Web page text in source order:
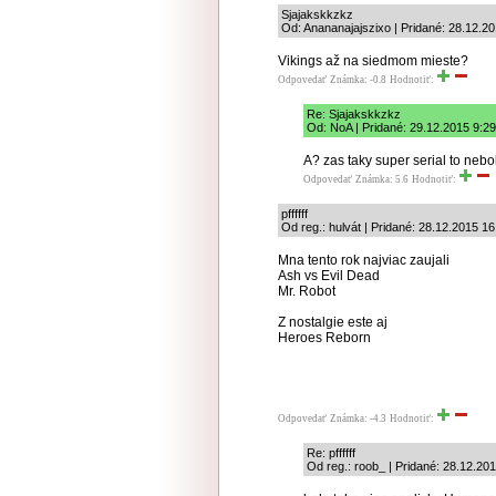
Sjajakskkzkz
Od: Anananajajszixo | Pridané:
Vikings až na siedmom mieste?
Odpovedať Známka: -0.8 Hodnotiť:
Re: Sjajakskkzkz
Od: NoA | Pridané: 29.12.2015 9:29
A? zas taky super serial to nebol.
Odpovedať Známka: 5.6 Hodnotiť:
pffffff
Od reg.: hulvát | Pridané: 28.12.2015
Mna tento rok najviac zaujali
Ash vs Evil Dead
Mr. Robot
Z nostalgie este aj
Heroes Reborn
Odpovedať Známka: -4.3 Hodnotiť:
Re: pffffff
Od reg.: roob_ | Pridané: